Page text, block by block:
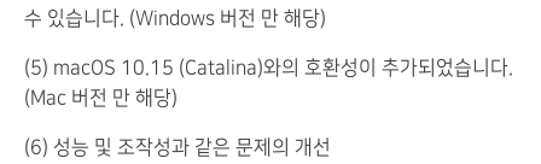
수 있습니다. (Windows 버전 만 해당)
(5) macOS 10.15 (Catalina)와의 호환성이 추가되었습니다.
(Mac 버전 만 해당)
(6) 성능 및 조작성과 같은 문제의 개선